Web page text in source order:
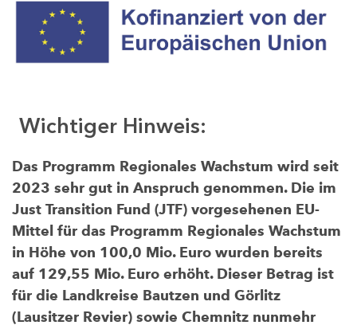
Wichtiger Hinweis:
Das Programm Regionales Wachstum wird seit
2023 sehr gut in Anspruch genommen. Die im
Just Transition Fund (JTF) vorgesehenen EU-
Mittel für das Programm Regionales Wachstum
in Höhe von 100,0 Mio. Euro wurden bereits
auf 129,55 Mio. Euro erhöht. Dieser Betrag ist
für die Landkreise Bautzen und Görlitz
(Lausitzer Revier) sowie Chemnitz nunmehr